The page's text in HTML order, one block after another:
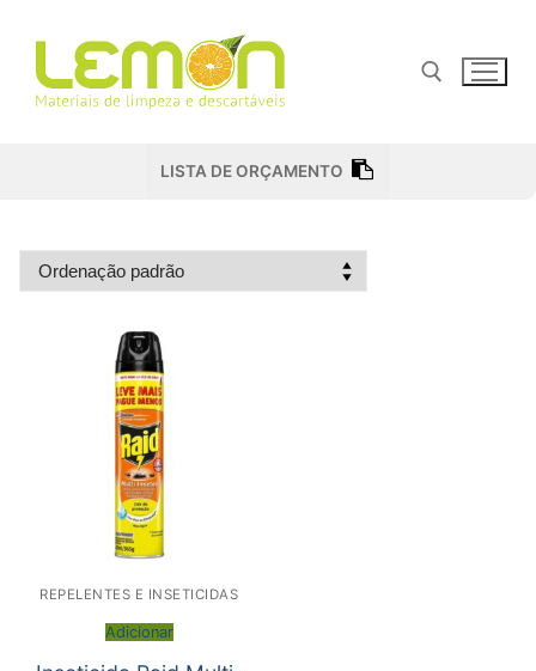
para
conteúdo
Pesquisar por:
LISTA DE ORÇAMENTO
REPELENTES E INSETICIDAS
Adicionar